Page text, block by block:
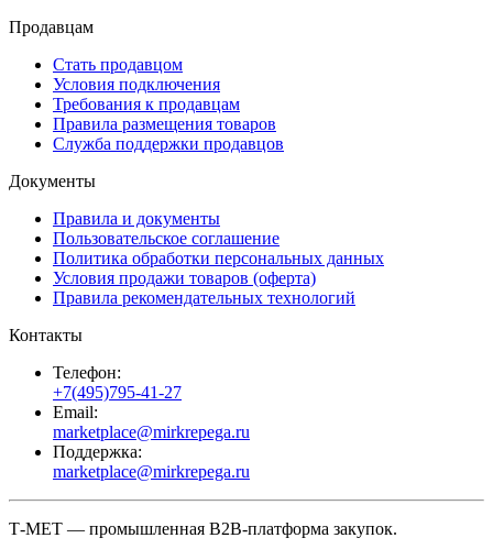
Продавцам
Стать продавцом
Условия подключения
Требования к продавцам
Правила размещения товаров
Служба поддержки продавцов
Документы
Правила и документы
Пользовательское соглашение
Политика обработки персональных данных
Условия продажи товаров (оферта)
Правила рекомендательных технологий
Контакты
Телефон:
+7(495)795-41-27
Email:
marketplace@mirkrepega.ru
Поддержка:
marketplace@mirkrepega.ru
Т-МЕТ — промышленная B2B-платформа закупок.